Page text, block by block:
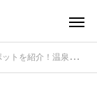
一緒に楽しむ秋の贅沢な旅